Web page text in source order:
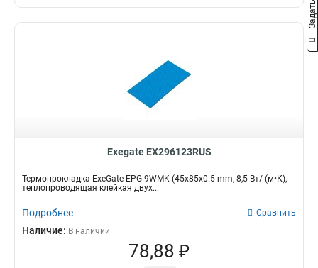
Exegate EX296123RUS
Термопрокладка ExeGate EPG-9WMK (45x85x0.5 mm, 8,5 Вт/ (м•К),
теплопроводящая клейкая двух...
Подробнее Сравнить
Наличие: В наличии
78,88 ₽